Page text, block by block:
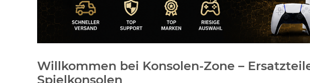
Willkommen bei Konsolen-Zone –
Spielkonsolen